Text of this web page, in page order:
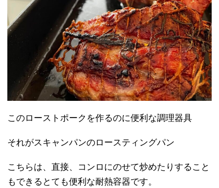
このローストポークを作るのに便利な調理器具
それがスキャンパンのロースティングパン
こちらは、直接、コンロにのせて炒めたりすること
もできるとても便利な耐熱容器です。